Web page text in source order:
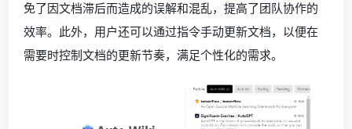
免了因文档滞后而造成的误解和混乱，提高了团队协作的
效率。此外，用户还可以通过指令手动更新文档，以便在
需要时控制文档的更新节奏，满足个性化的需求。